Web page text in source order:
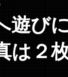
遊び
は２